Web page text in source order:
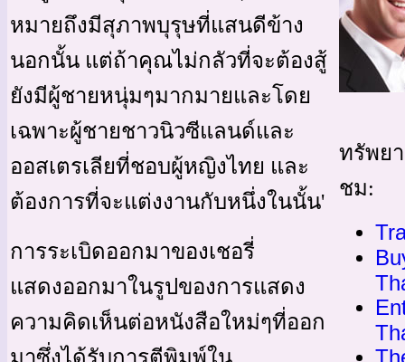
หมายถึงมีสุภาพบุรุษที่แสนดีข้าง
นอกนั้น แต่ถ้าคุณไม่กลัวที่จะต้องสู้
ยังมีผู้ชายหนุ่มๆมากมายและโดย
เฉพาะผู้ชายชาวนิวซีแลนด์และ
ออสเตรเลียที่ชอบผู้หญิงไทย และ
ต้องการที่จะแต่งงานกับหนึ่งในนั้น'
การระเบิดออกมาของเชอรี่
แสดงออกมาในรูปของการแสดง
ความคิดเห็นต่อหนังสือใหม่ๆที่ออก
ทรัพย
ชม: